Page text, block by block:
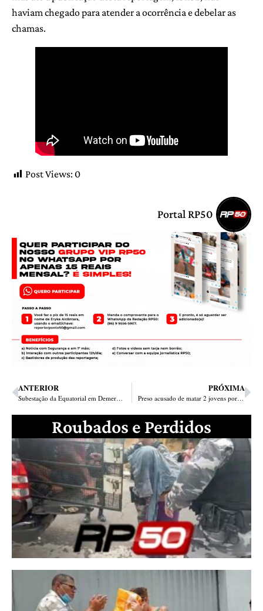
haviam chegado para atender a ocorrência e debelar as
chamas.
Post Views: 0
Portal RP50
ANTERIOR
Subestação da Equatorial em Demerval Lobão garante energia de qualidade a 76 mil piauienses
PRÓXIMA
Preso acusado de matar 2 jovens por causa de pipa no Parque Itararé em Teresina
Roubados e Perdidos